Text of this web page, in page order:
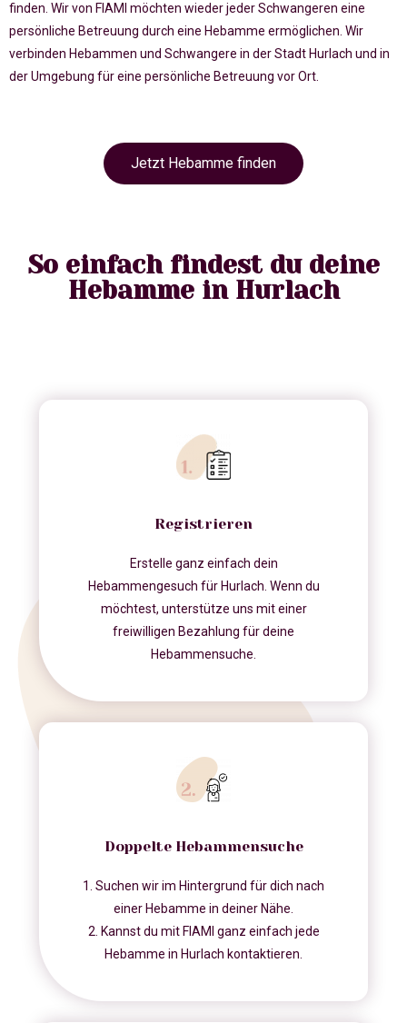
finden. Wir von FIAMI möchten wieder jeder Schwangeren eine
persönliche Betreuung durch eine Hebamme ermöglichen. Wir
verbinden Hebammen und Schwangere in der Stadt Hurlach und in
der Umgebung für eine persönliche Betreuung vor Ort.
Jetzt Hebamme finden
So einfach findest du deine
Hebamme in Hurlach
Registrieren
Erstelle ganz einfach dein
Hebammengesuch für Hurlach. Wenn du
möchtest, unterstütze uns mit einer
freiwilligen Bezahlung für deine
Hebammensuche.
Doppelte Hebammensuche
1. Suchen wir im Hintergrund für dich nach
einer Hebamme in deiner Nähe.
2. Kannst du mit FIAMI ganz einfach jede
Hebamme in Hurlach kontaktieren.